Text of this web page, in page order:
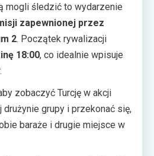
mogli śledzić to wydarzenie
zapewnionej przez
2. Początek rywalizacji
18:00, co idealnie wpisuje
zobaczyć Turcję w akcji
drużynie grupy i przekonać się,
baraże i drugie miejsce w